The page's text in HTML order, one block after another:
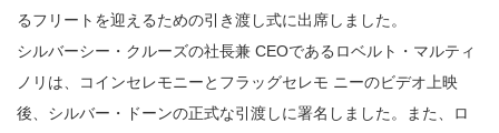
るフリートを迎えるための引き渡し式に出席しました。
シルバーシー・クルーズの社長兼 CEOであるロベルト・マルティ
ノリは、コインセレモニーとフラッグセレモ ニーのビデオ上映
後、シルバー・ドーンの正式な引渡しに署名しました。また、ロ